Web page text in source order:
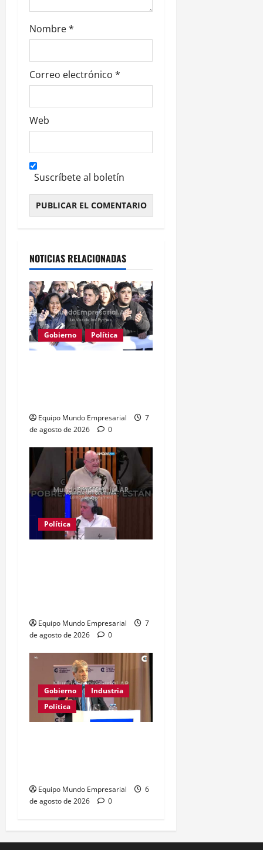
s
Nombre*
Correo electrónico *
Web
Suscríbete al boletín
NOTICIAS RELACIONADAS
Gobierno Política
Equipo Mundo Empresarial
7
de agosto de 2026
0
Política
Equipo Mundo Empresarial
7
de agosto de 2026
0
Gobierno
Industria
Política
Equipo Mundo Empresarial
6
de agosto de 2026
0